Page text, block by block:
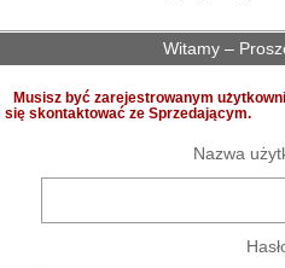
Witamy –
Musisz być zarejestrowanym
się skontaktować ze Sprzedającym.
Nazwa